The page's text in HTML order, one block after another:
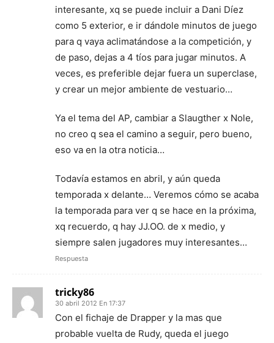
interesante, xq se puede incluir a Dani Díez
como 5 exterior, e ir dándole minutos de juego
para q vaya aclimatándose a la competición, y
de paso, dejas a 4 tíos para jugar minutos. A
veces, es preferible dejar fuera un superclase,
y crear un mejor ambiente de vestuario…
Ya el tema del AP, cambiar a Slaugther x Nole,
no creo q sea el camino a seguir, pero bueno,
eso va en la otra noticia…
Todavía estamos en abril, y aún queda
temporada x delante… Veremos cómo se acaba
la temporada para ver q se hace en la próxima,
xq recuerdo, q hay JJ.OO. de x medio, y
siempre salen jugadores muy interesantes…
Respuesta
tricky86
30 abril 2012 En 17:37
Con el fichaje de Drapper y la mas que
probable vuelta de Rudy, queda el juego